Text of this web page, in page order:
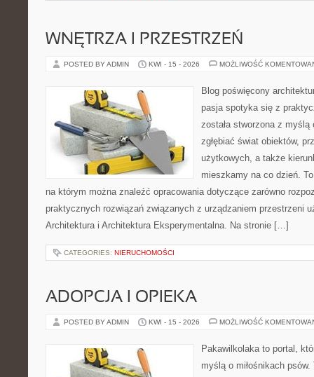
WNĘTRZA I PRZESTRZEŃ
POSTED BY ADMIN KWI - 15 - 2026 MOŻLIWOŚĆ
Blog poświęcony
pasja spotyka się z
została stworzona z
zgłębiać świat obiektów,
użytkowych, a także
mieszkamy na co dzień.
na którym można znaleźć opracowania dotyczące zarówno
praktycznych rozwiązań związanych z urządzaniem przestrzeni
Architektura i Architektura Eksperymentalna. Na stronie […]
CATEGORIES: NIERUCHOMOŚCI
ADOPCJA I OPIEKA
POSTED BY ADMIN KWI - 15 - 2026 MOŻLIWOŚĆ
Pakawilkolaka to portal,
myślą o miłośnikach